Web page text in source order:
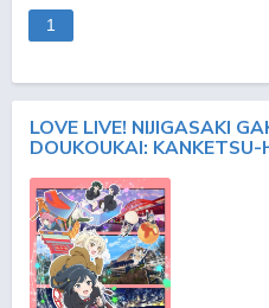
1
LOVE LIVE! NIJIGASAKI
DOUKOUKAI: KANKETSU-